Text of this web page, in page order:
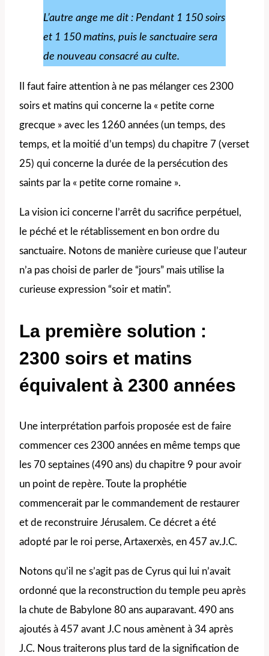
L’autre ange me dit : Pendant 1 150 soirs
et 1 150 matins, puis le sanctuaire sera
de nouveau consacré au culte.
Il faut faire attention à ne pas mélanger ces 2300
soirs et matins qui concerne la « petite corne
grecque » avec les 1260 années (un temps, des
temps, et la moitié d’un temps) du chapitre 7 (verset
25) qui concerne la durée de la persécution des
saints par la « petite corne romaine ».
La vision ici concerne l’arrêt du sacrifice perpétuel,
le péché et le rétablissement en bon ordre du
sanctuaire. Notons de manière curieuse que l’auteur
n’a pas choisi de parler de “jours” mais utilise la
curieuse expression “soir et matin”.
La première solution :
2300 soirs et matins
équivalent à 2300 années
Une interprétation parfois proposée est de faire
commencer ces 2300 années en même temps que
les 70 septaines (490 ans) du chapitre 9 pour avoir
un point de repère. Toute la prophétie
commencerait par le commandement de restaurer
et de reconstruire Jérusalem. Ce décret a été
adopté par le roi perse, Artaxerxès, en 457 av.J.C.
Notons qu’il ne s’agit pas de Cyrus qui lui n’avait
ordonné que la reconstruction du temple peu après
la chute de Babylone 80 ans auparavant. 490 ans
ajoutés à 457 avant J.C nous amènent à 34 après
J.C. Nous traiterons plus tard de la signification de